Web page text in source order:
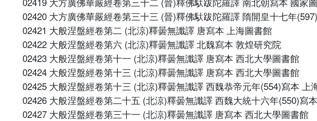
02420 大方廣佛華嚴經卷第三十三 (晉)釋佛馱跋陀羅譯 隋開皇十七年
02421 大般涅盤經卷第二 (北涼)釋曇無讖譯 唐寫本 上海圖書館
02422 大般涅盤經卷第六 (北涼)釋曇無讖譯 北魏寫本 敦煌研究院
02423 大般涅盤經卷第十一 (北涼)釋曇無讖譯 唐寫本 西北大學圖書館
02424 大般涅盤經卷第十三 (北涼)釋曇無讖譯 唐寫本 西北大學圖書館
02425 大般涅盤經卷第十三 (北涼)釋曇無讖譯 西魏恭帝元年(554)寫本 上
02426 大般涅盤經卷第二十五 (北涼)釋曇無讖譯 西魏大統十六年(550)寫
02427 大般涅盤經卷第三十一 (北涼)釋曇無讖譯 唐寫本 西北大學圖書館